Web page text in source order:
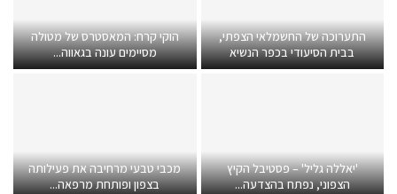
התערוכה של החשמלאי הצפתי,
בבית הסיעודי בכפר הנשיא
הוקי קרח: המאסטרס של מטולה
מסיימים עונה בגאווה...
'יאללה גליל' – פסטיבל הקיץ
הצפוני, נפתח בהצדעה...
מכבי טבעי מרחיבה את פעילותה
בצפון ופותחת מרפאה...